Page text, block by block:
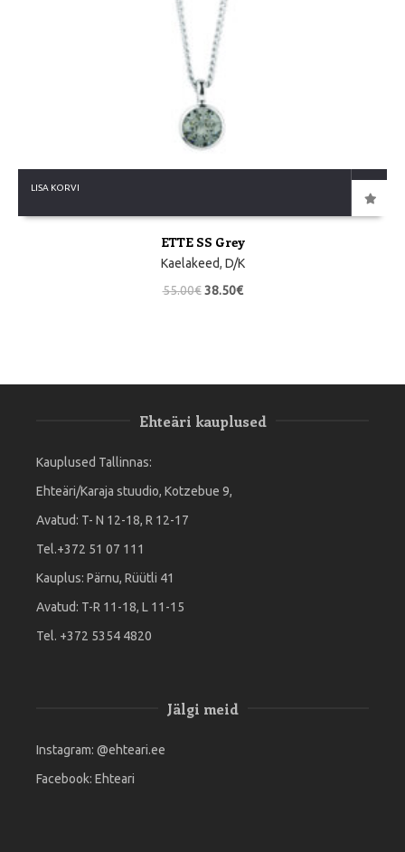
LISA KORVI
ETTE SS Grey
Kaelakeed, D/K
55.00€ 38.50€
Ehteäri kauplused
Kauplused Tallinnas:
Ehteäri/Karaja stuudio, Kotzebue 9,
Avatud: T- N 12-18, R 12-17
Tel.+372 51 07 111
Kauplus: Pärnu, Rüütli 41
Avatud: T-R 11-18, L 11-15
Tel. +372 5354 4820
Jälgi meid
Instagram: @ehteari.ee
Facebook: Ehteari